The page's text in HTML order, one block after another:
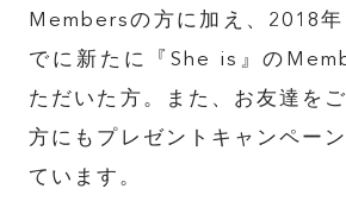
TOP
ABOUT
FEATURE
Membersの方に加え、2018
でに新たに『She is』の
ただいた方。また、お友達を
方にもプレゼントキャンペー
ています。